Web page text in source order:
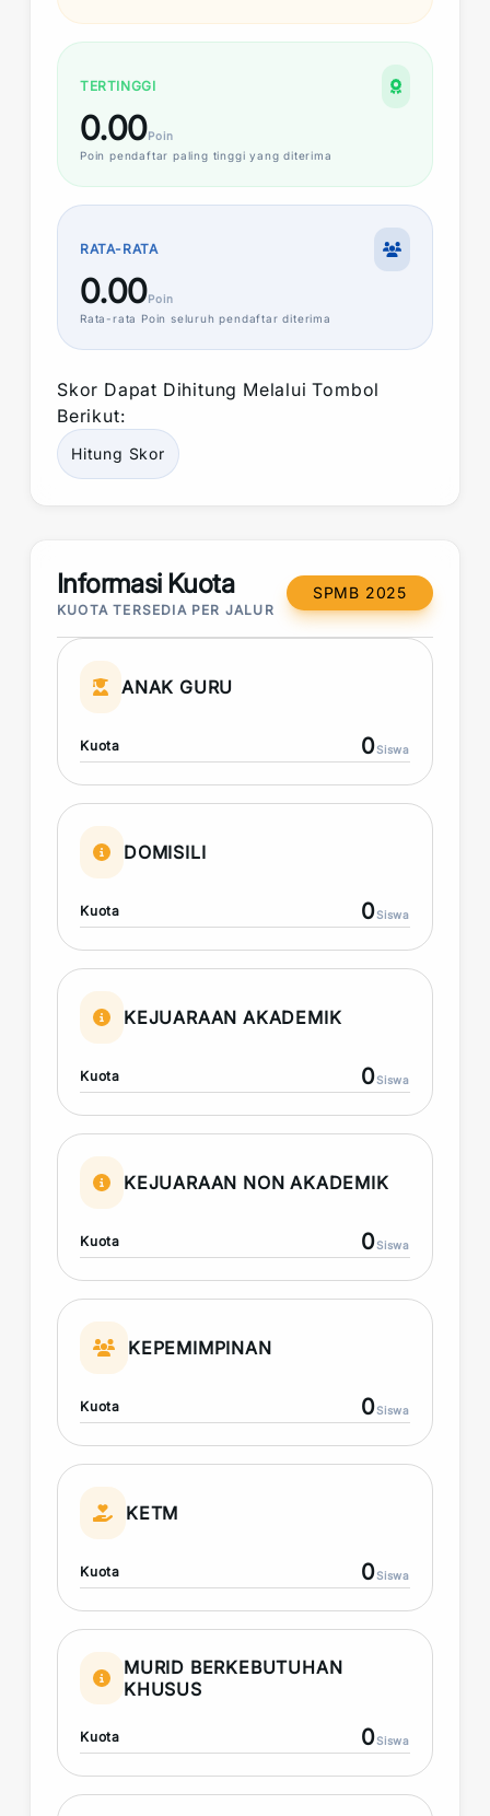
TERTINGGI
0.00Poin
Poin pendaftar paling tinggi yang diterima
RATA-RATA
0.00Poin
Rata-rata Poin seluruh pendaftar diterima
Skor Dapat Dihitung Melalui Tombol
Berikut:
Hitung Skor
Informasi Kuota
KUOTA TERSEDIA PER JALUR
SPMB 2025
ANAK GURU
Kuota 0Siswa
DOMISILI
Kuota 0Siswa
KEJUARAAN AKADEMIK
Kuota 0Siswa
KEJUARAAN NON AKADEMIK
Kuota 0Siswa
KEPEMIMPINAN
Kuota 0Siswa
KETM
Kuota 0Siswa
MURID BERKEBUTUHAN
KHUSUS
Kuota 0Siswa